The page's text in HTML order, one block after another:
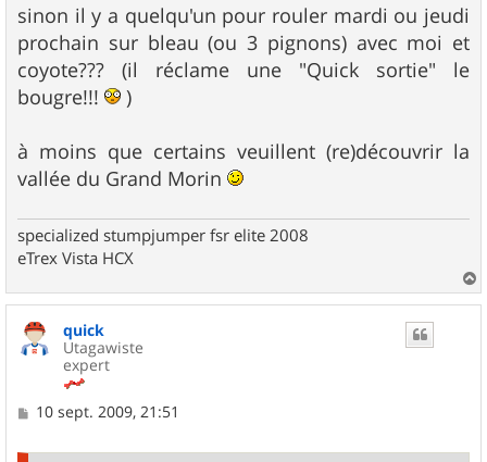
s
s
a
g
e
sinon il y a quelqu'un pour rouler mardi ou jeudi
prochain sur bleau (ou 3 pignons) avec moi et
coyote??? (il réclame une "Quick sortie" le
bougre!!!
)
à moins que certains veuillent (re)découvrir la
vallée du Grand Morin
specialized stumpjumper fsr elite 2008
eTrex Vista HCX
a
u
quick
Utagawiste
expert
M10 sept. 2009, 21:51